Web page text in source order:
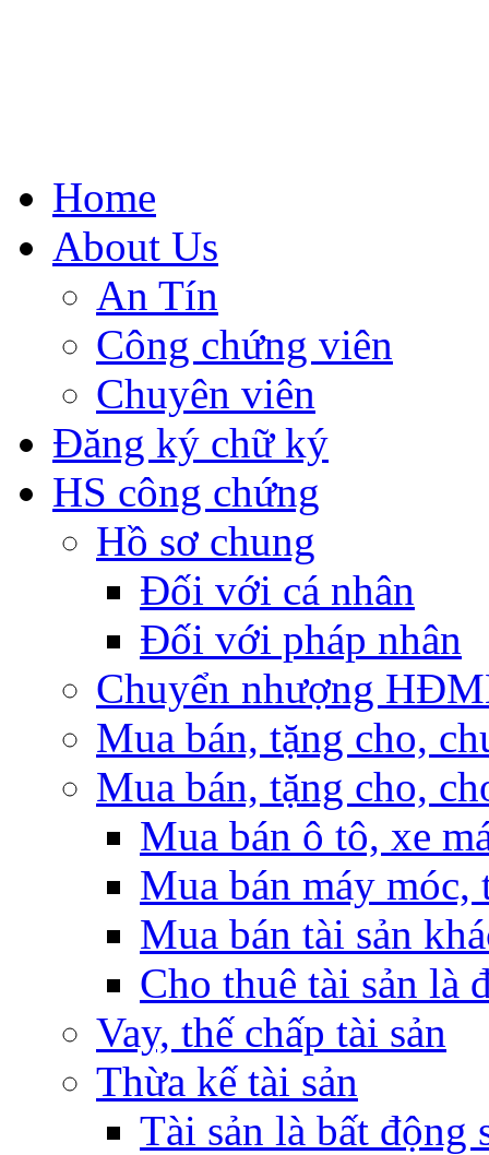
Home
About Us
An Tín
Công chứng viên
Chuyên viên
Đăng ký chữ ký
HS công chứng
Hồ sơ chung
Đối với cá nhân
Đối với pháp nhân
Chuyển nhượng
Mua bán, tặng cho,
Mua bán, tặng cho,
Mua bán ô tô, xe
Mua bán máy móc,
Mua bán tài sản
Cho thuê tài sản là
Vay, thế chấp tài sản
Thừa kế tài sản
Tài sản là bất động